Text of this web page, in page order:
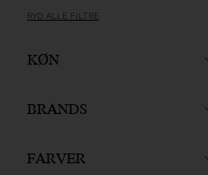
RYD ALLE FILTRE
KØN
BRANDS
FARVER